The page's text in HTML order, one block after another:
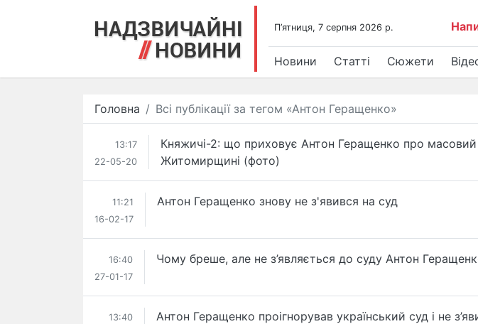
П’ятниця, 7 серпня 2026 р.
Новини Статті Сюжети
Головна Всі публікації за тегом «Антон Геращенко»
13:17
22-05-20
Княжичі-2: що приховує Антон Геращенко про масовий
Житомирщині (фото)
11:21
16-02-17
Антон ​Геращенко знову не з'явився на суд
16:40
27-01-17
Чому бреше, але не з’являється до суду Антон
13:40
​Антон Геращенко проігнорував український суд і не